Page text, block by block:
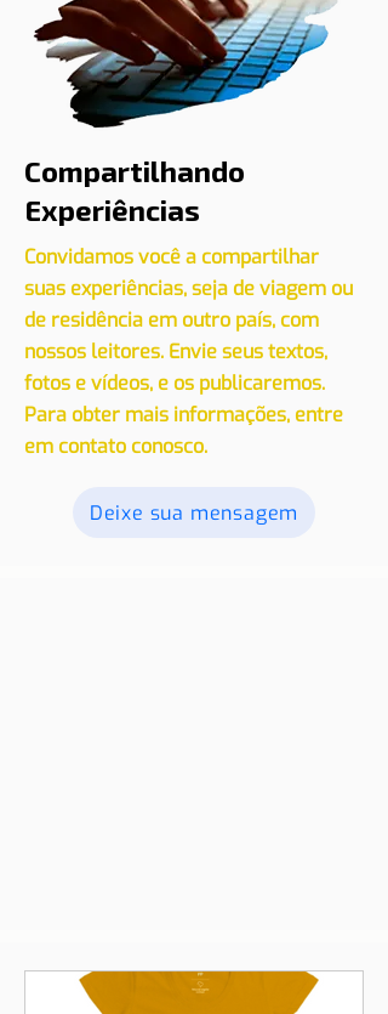
Compartilhando
Experiências
Convidamos você a compartilhar
suas experiências, seja de viagem ou
de residência em outro país, com
nossos leitores. Envie seus textos,
fotos e vídeos, e os publicaremos.
Para obter mais informações, entre
em contato conosco.
Deixe sua mensagem